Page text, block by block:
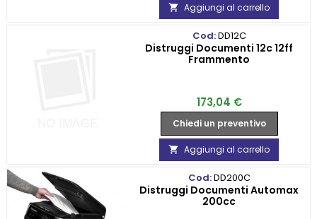
 Aggiungi al carrello
Cod:DD12C
Distruggi Documenti 12c 12ff
Frammento
Prezzo
173,04 €
Chiedi un preventivo
 Aggiungi al carrello
Cod:DD200C
Distruggi Documenti Automax
200cc